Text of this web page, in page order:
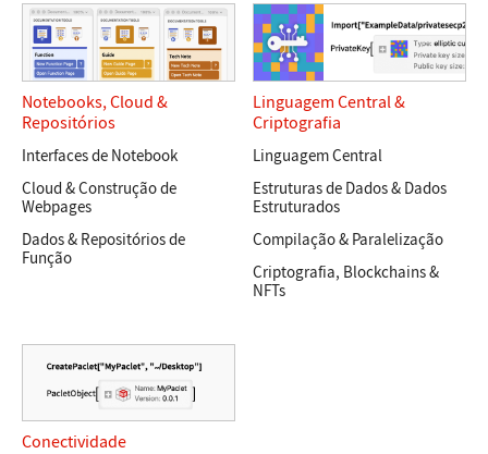
Notebooks, Cloud &
Repositórios
Interfaces de Notebook
Cloud & Construção de
Webpages
Dados & Repositórios de
Função
Linguagem Central &
Criptografia
Linguagem Central
Estruturas de Dados & Dados
Estruturados
Compilação & Paralelização
Criptografia, Blockchains &
NFTs
Conectividade